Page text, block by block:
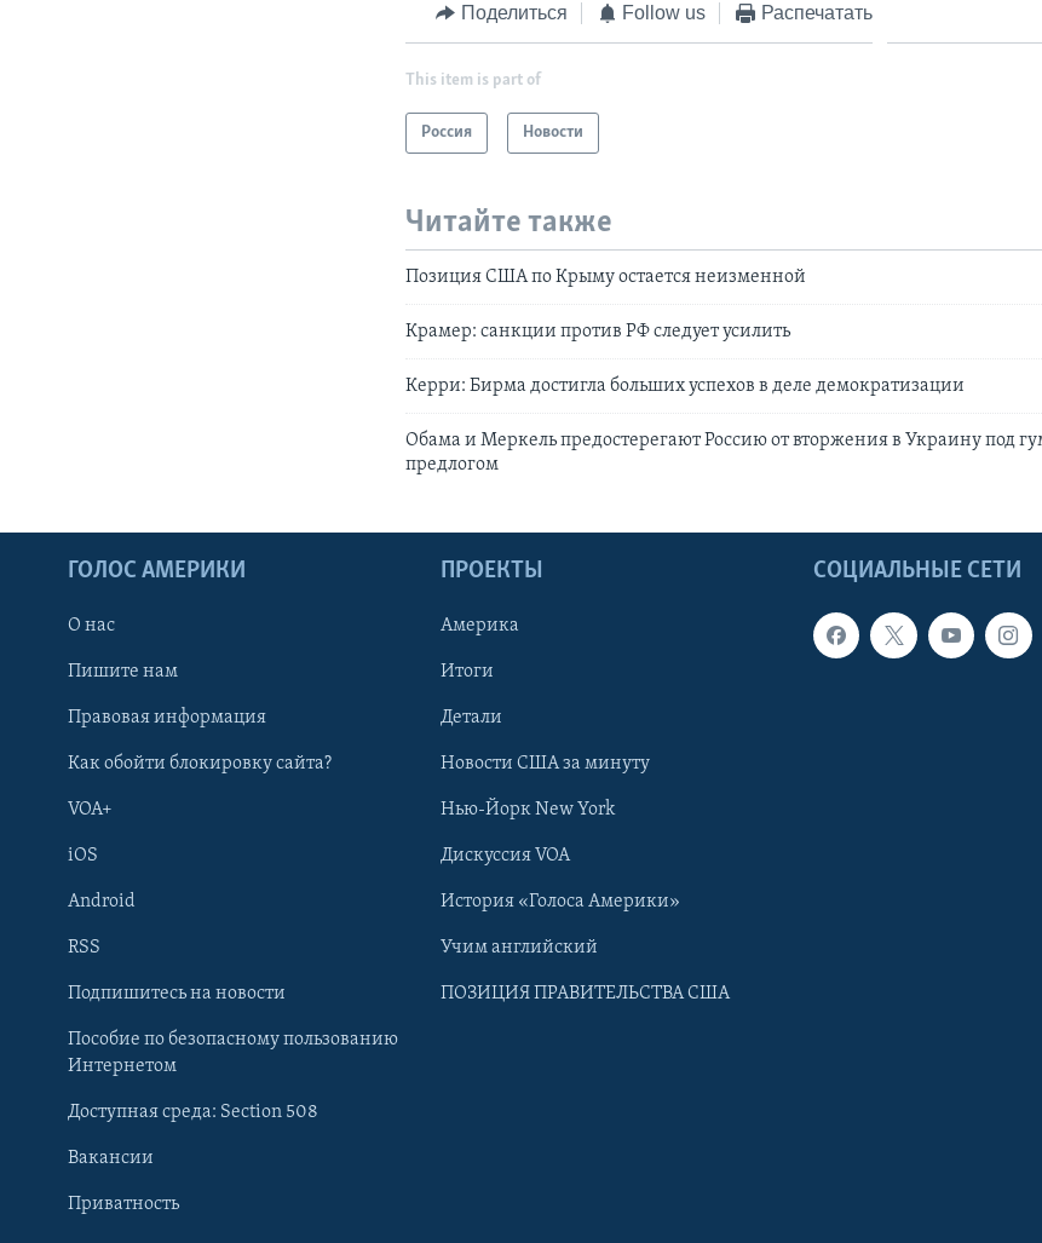
Learning English
Языки
Поделиться Follow us Распечатать
This item is part of
Россия Новости
Читайте также
Позиция США по Крыму остается неизменной
Крамер: санкции против РФ следует усилить
Керри: Бирма достигла больших успехов в деле демократизации
Обама и Меркель предостерегают Россию от вторжения в Украину под
предлогом
СОЦИАЛЬНЫЕ СЕТИ
ГОЛОС АМЕРИКИ
О нас
Пишите нам
Правовая информация
Как обойти блокировку сайта?
VOA+
iOS
Android
RSS
Подпишитесь на новости
Пособие по безопасному пользованию
Интернетом
Доступная среда: Section 508
Вакансии
Приватность
ПРОЕКТЫ
Америка
Итоги
Детали
Новости США за минуту
Нью-Йорк New York
Дискуссия VOA
История «Голоса Америки»
Учим английский
ПОЗИЦИЯ ПРАВИТЕЛЬСТВА США